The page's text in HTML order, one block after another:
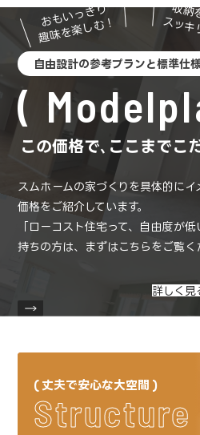
自由設計の参考プランと標準仕様
おもいっきり
趣味を楽しむ！
収納
スッ
この価格で､ここまでこ
スムホームの家づくりを具体的に
価格をご紹介しています。
「ローコスト住宅って、自由度が
持ちの方は、
まずはこちらをご覧く
詳しく見
丈夫で安心な大空間
Structure